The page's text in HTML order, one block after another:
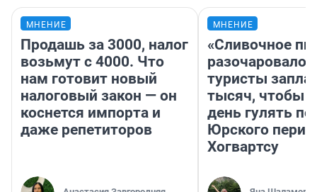
МНЕНИЕ
Продашь за 3000, налог
возьмут с 4000. Что
нам готовит новый
налоговый закон — он
коснется импорта и
даже репетиторов
МНЕНИЕ
«Сливочное
разочаровало»:
туристы
тысяч, чтобы
день гулять по
Юрского
Хогвартсу